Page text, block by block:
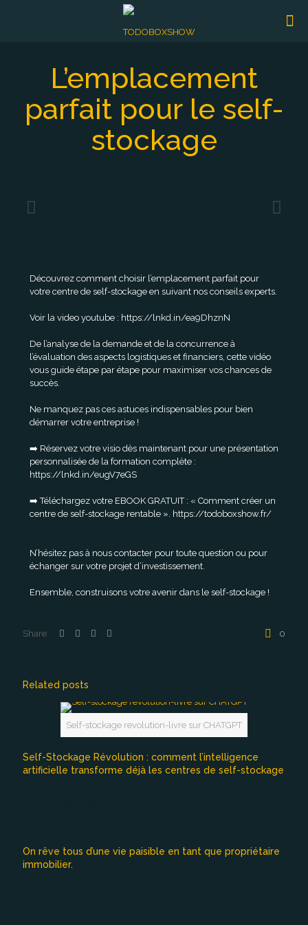
L’emplacement
parfait pour le self-
stockage
Découvrez comment choisir l’emplacement parfait pour
votre centre de self-stockage en suivant nos conseils experts.
Voir la video youtube : https://lnkd.in/ea9DhznN
De l’analyse de la demande et de la concurrence à
l’évaluation des aspects logistiques et financiers, cette vidéo
vous guide étape par étape pour maximiser vos chances de
succès.
Ne manquez pas ces astuces indispensables pour bien
démarrer votre entreprise !
➡️ Réservez votre visio dès maintenant pour une présentation
personnalisée de la formation complète :
https://lnkd.in/eugV7eGS
➡️ Téléchargez votre EBOOK GRATUIT : « Comment créer un
centre de self-stockage rentable ». https://todoboxshow.fr/
N’hésitez pas à nous contacter pour toute question ou pour
échanger sur votre projet d’investissement.
Ensemble, construisons votre avenir dans le self-stockage !
Share 0
Related posts
Self-stockage revolution-livre sur CHATGPT
Self-Stockage Révolution : comment l’intelligence
artificielle transforme déjà les centres de self-stockage
On rêve tous d’une vie paisible en tant que propriétaire
immobilier.